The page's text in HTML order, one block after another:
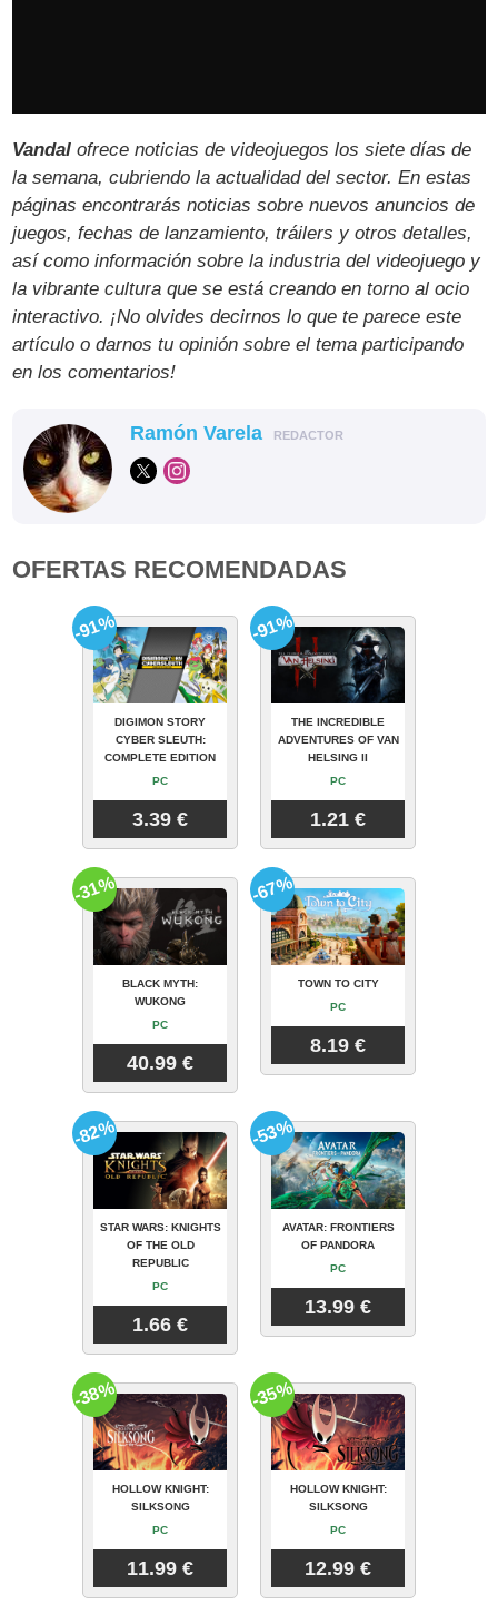
Vandal ofrece noticias de videojuegos los siete días de
la semana, cubriendo la actualidad del sector. En estas
páginas encontrarás noticias sobre nuevos anuncios de
juegos, fechas de lanzamiento, tráilers y otros detalles,
así como información sobre la industria del videojuego y
la vibrante cultura que se está creando en torno al ocio
interactivo. ¡No olvides decirnos lo que te parece este
artículo o darnos tu opinión sobre el tema participando
en los comentarios!
Ramón Varela REDACTOR
OFERTAS RECOMENDADAS
DIGIMON STORY
CYBER SLEUTH:
COMPLETE EDITION
PC
3.39 €
-91%
THE INCREDIBLE
ADVENTURES OF VAN
HELSING II
PC
1.21 €
-91%
BLACK MYTH:
WUKONG
PC
40.99 €
-31%
TOWN TO CITY
PC
8.19 €
-67%
STAR WARS: KNIGHTS
OF THE OLD
REPUBLIC
PC
1.66 €
-82%
AVATAR: FRONTIERS
OF PANDORA
PC
13.99 €
-53%
HOLLOW KNIGHT:
SILKSONG
PC
11.99 €
-38%
HOLLOW KNIGHT:
SILKSONG
PC
12.99 €
-35%